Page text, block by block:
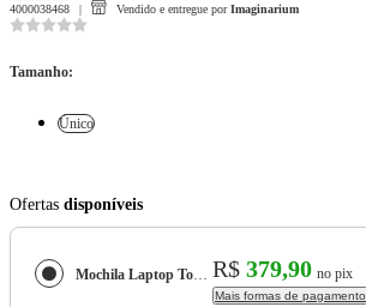
4000038468 Vendido e entregue por Imaginarium
Tamanho:
Único
Ofertas disponíveis
Mochila Laptop Todo Dia Marinho R$ 379,90 no pix
Mais formas de pagamento